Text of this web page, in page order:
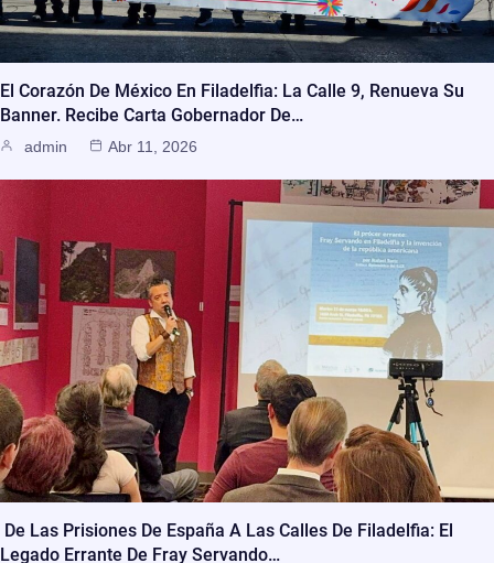
El Corazón De México En Filadelfia: La Calle 9, Renueva Su
Banner. Recibe Carta Gobernador De…
admin Abr 11, 2026
De Las Prisiones De España A Las Calles De Filadelfia: El
Legado Errante De Fray Servando…